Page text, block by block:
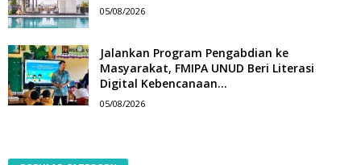
05/08/2026
Jalankan Program Pengabdian ke
Masyarakat, FMIPA UNUD Beri Literasi
Digital Kebencanaan...
05/08/2026